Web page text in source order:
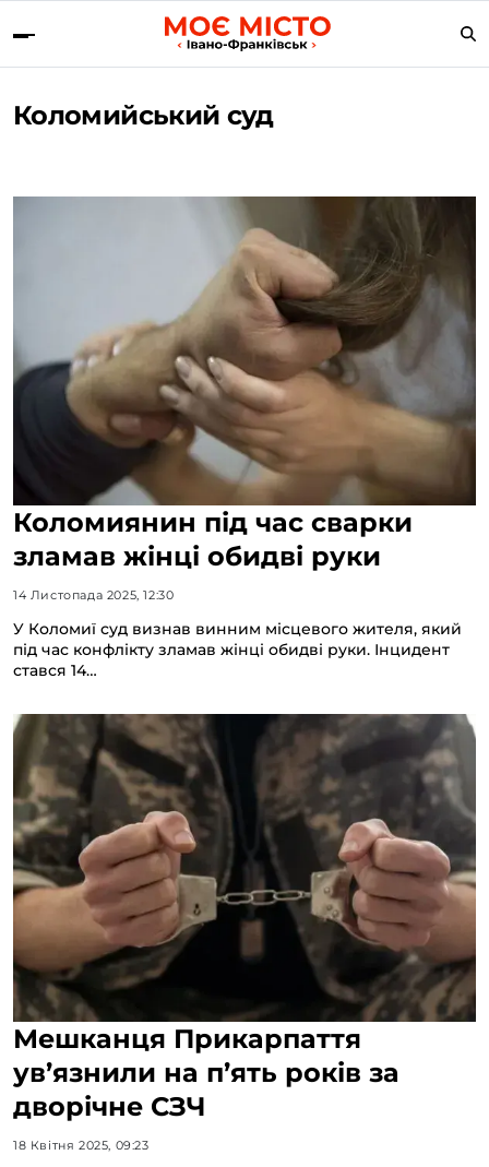
Коломийський суд
Коломиянин під час сварки
зламав жінці обидві руки
14 Листопада 2025, 12:30
У Коломиї суд визнав винним місцевого жителя, який
під час конфлікту зламав жінці обидві руки. Інцидент
стався 14…
Мешканця Прикарпаття
ув’язнили на п’ять років за
дворічне СЗЧ
18 Квітня 2025, 09:23